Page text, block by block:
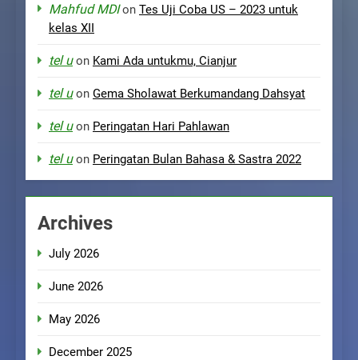
Mahfud MDIon Tes Uji Coba US – 2023 untuk
kelas XII
tel uon Kami Ada untukmu, Cianjur
tel uon Gema Sholawat Berkumandang Dahsyat
tel uon Peringatan Hari Pahlawan
tel uon Peringatan Bulan Bahasa & Sastra 2022
Archives
July 2026
June 2026
May 2026
December 2025